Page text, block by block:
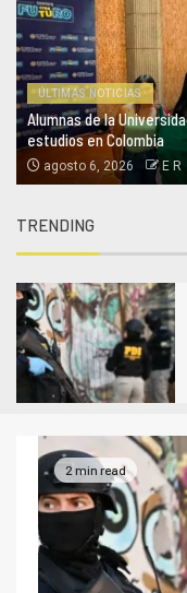
ÚLTIMAS NOTICIAS
Alumnas de la
estudios en Colombia
agosto 6, 2026 E R
TRENDING
1
2 min read